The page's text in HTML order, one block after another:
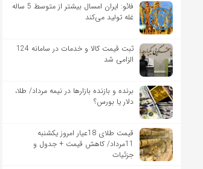
فائو: ایران امسال بیشتر از متوسط 5 ساله
غله تولید می‌کند
ثبت قیمت کالا و خدمات در سامانه 124
الزامی شد
برنده‌ و بازنده بازارها در نیمه مرداد/ طلا،
دلار یا بورس؟
قیمت طلای 18عیار امروز یکشنبه
11مرداد/ کاهش قیمت + جدول و
جزئیات